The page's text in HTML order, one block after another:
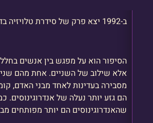
ב-1992 יצא פרק של סידרת טלויזיה בדיונית שעשה הסברה גאונית לסולידריות עם להט״בים.
הסיפור הוא על מפגש בין אנשים
אלא שילוב של השניים. אחת מהם
מסבירה בעדינות לאחד מבני האדם,
הם גזע יותר נעלה של
שהאנדרוגינוסים הם יותר מפותחים